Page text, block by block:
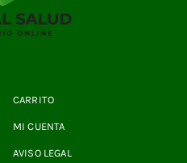
CARRITO
MI CUENTA
AVISO LEGAL